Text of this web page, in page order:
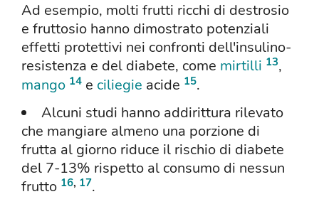
Ad esempio, molti frutti ricchi di destrosio
e fruttosio hanno dimostrato potenziali
effetti protettivi nei confronti dell'insulino-
resistenza e del diabete, come mirtilli 13,
mango 14 e ciliegie acide 15.
Alcuni studi hanno addirittura rilevato
che mangiare almeno una porzione di
frutta al giorno riduce il rischio di diabete
del 7-13% rispetto al consumo di nessun
frutto 16, 17.